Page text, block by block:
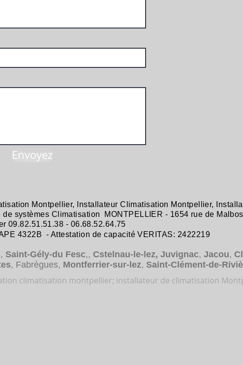
Envoyez
Montpellier, Installateur Climatisation Montpellier,
de systèmes Climatisation MONTPELLIER - 1654 rue de
09.82.51.51.38 - 06.68.52.64.75
4322B - Attestation de capacité VERITAS: 2422219
, Saint-Gély-du Fesc,, Cstelnau-le-lez, Juvignac, Jacou,
, Fabrègues, Montferrier-sur-lez, Saint-Clément-de-
climatisation montpellier; installateur de climatisation